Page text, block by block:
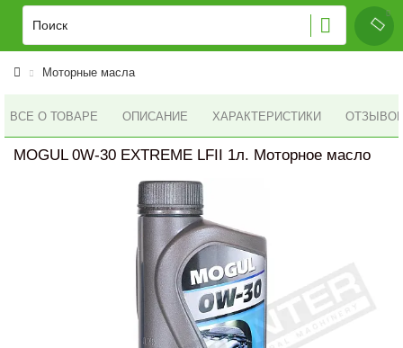
Моторные масла
ВСЕ О ТОВАРЕ ОПИСАНИЕ ХАРАКТЕРИСТИКИ ОТЗЫВОВ
MOGUL 0W-30 EXTREME LFII 1л. Моторное масло